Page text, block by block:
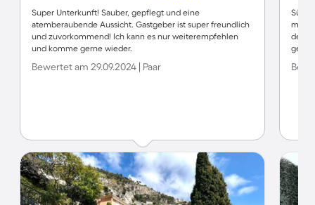
Super Unterkunft! Sauber, gepflegt und eine
atemberaubende Aussicht. Gastgeber ist super freundlich
und zuvorkommend! Ich kann es nur weiterempfehlen
und komme gerne wieder.
Bewertet am 29.09.2024 | Paar
man
der